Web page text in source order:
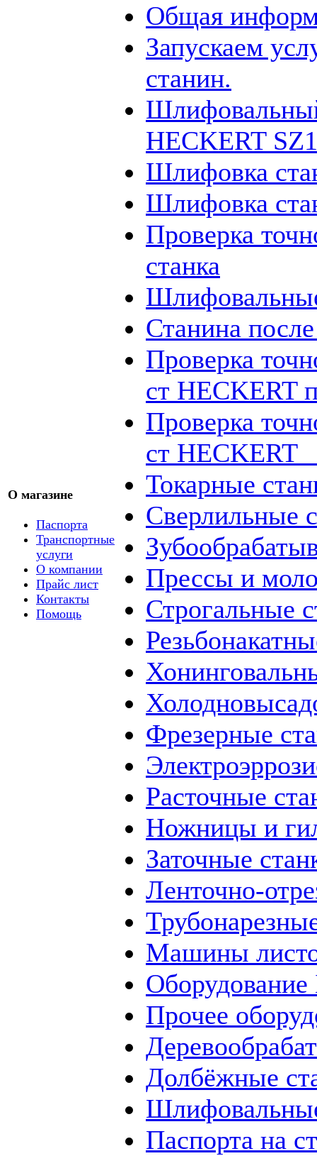
О магазине
Паспорта
Транспортные
услуги
О компании
Прайс лист
Контакты
Помощь
Общая
Запускаем
станин.
HECKERT
Шлифовка
Шлифовка
Проверка
станка
Станина
Проверка
ст HECKERT
Проверка
ст HECKERT
Токарные
Сверлильные
Прессы и
Строгальные
Фрезерные
Расточные
Ножницы и
Заточные
Ленточно-
Машины
Прочее
Долбёжные
Паспорта на